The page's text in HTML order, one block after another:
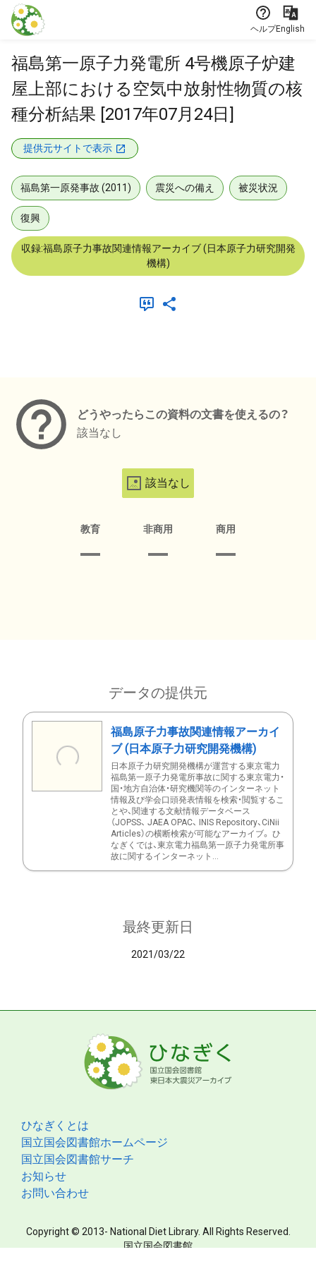
本文に飛ぶ
ヘルプEnglish
福島第一原子力発電所 4号機原子炉建
屋上部における空気中放射性物質の核
種分析結果 [2017年07月24日]
提供元サイトで表示
福島第一原発事故 (2011) 震災への備え 被災状況
復興
収録:福島原子力事故関連情報アーカイブ (日本原子力研究開発
機構)
どうやったらこの資料の文書を使えるの？
該当なし
該当なし
教育 非商用 商用
データの提供元
福島原子力事故関連情報アーカイ
ブ (日本原子力研究開発機構)
日本原子力研究開発機構が運営する東京電力
福島第一原子力発電所事故に関する東京電力・
国・地方自治体・研究機関等のインターネット
情報及び学会口頭発表情報を検索・閲覧するこ
とや、関連する文献情報データベース
（JOPSS、 JAEA OPAC、 INIS Repository、CiNii
Articles）の横断検索が可能なアーカイブ。 ひ
なぎくでは、東京電力福島第一原子力発電所事
故に関するインターネット...
最終更新日
2021/03/22
ひなぎくとは
国立国会図書館ホームページ
国立国会図書館サーチ
お知らせ
お問い合わせ
Copyright © 2013- National Diet Library. All Rights Reserved.